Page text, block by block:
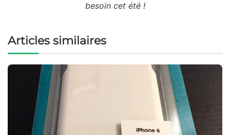
besoin cet été !
Articles similaires